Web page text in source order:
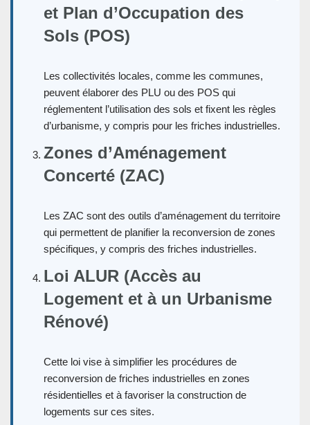
et Plan d’Occupation des
Sols (POS)
Les collectivités locales, comme les communes,
peuvent élaborer des PLU ou des POS qui
réglementent l’utilisation des sols et fixent les règles
d’urbanisme, y compris pour les friches industrielles.
Zones d’Aménagement
Concerté (ZAC)
Les ZAC sont des outils d’aménagement du territoire
qui permettent de planifier la reconversion de zones
spécifiques, y compris des friches industrielles.
Loi ALUR (Accès au
Logement et à un Urbanisme
Rénové)
Cette loi vise à simplifier les procédures de
reconversion de friches industrielles en zones
résidentielles et à favoriser la construction de
logements sur ces sites.